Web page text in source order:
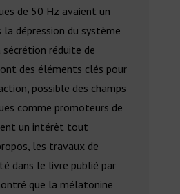
de 50 Hz avaient un
dépression du système
réduite de
des éléments clés pour
possible des champs
comme promoteurs de
un intérèt tout
les travaux de
dans le livre publié par
que la mélatonine